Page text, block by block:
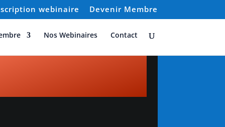
webinaire Devenir Membre
Nos Webinaires Contact